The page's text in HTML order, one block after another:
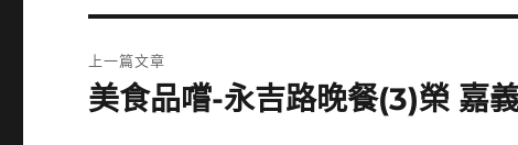
章
上一篇文章
上
美食品嚐-永吉路晚餐(3)榮 嘉